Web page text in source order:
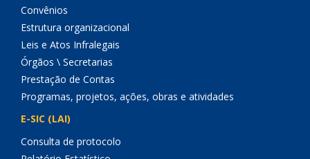
Convênios
Estrutura organizacional
Leis e Atos Infralegais
Órgãos \ Secretarias
Prestação de Contas
Programas, projetos, ações, obras e atividades
E-SIC (LAI)
Consulta de protocolo